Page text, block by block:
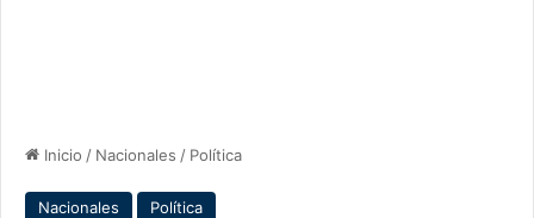
Inicio / Nacionales / Política
Nacionales Política